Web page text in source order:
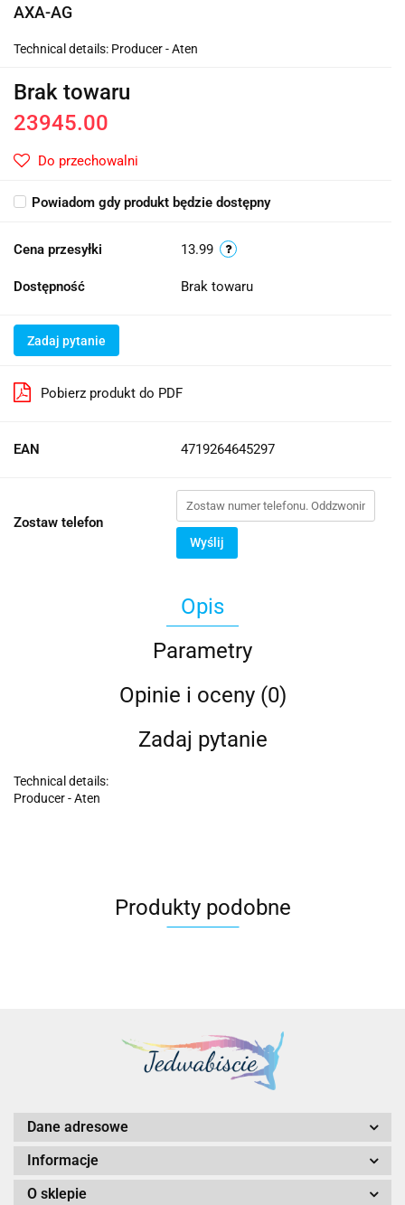
AXA-AG
Technical details: Producer - Aten
Brak towaru
23945.00
Do przechowalni
Powiadom gdy produkt będzie dostępny
Cena przesyłki 13.99
Dostępność Brak towaru
Zadaj pytanie
Pobierz produkt do PDF
EAN 4719264645297
Zostaw telefon
Wyślij
Opis
Parametry
Opinie i oceny (0)
Zadaj pytanie
Technical details:
Producer - Aten
Produkty podobne
Dane adresowe
Informacje
O sklepie